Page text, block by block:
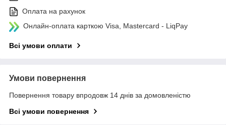
Оплата на рахунок
Онлайн-оплата карткою Visa, Mastercard - LiqPay
Всі умови оплати
Умови повернення
Повернення товару впродовж 14 днів за домовленістю
Всі умови повернення